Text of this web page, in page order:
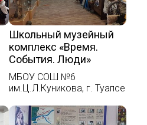
Школьный музейный
комплекс «Время.
События. Люди»
МБОУ СОШ №6
им.Ц.Л.Куникова, г. Туапсе